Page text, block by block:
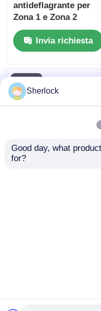
antideflagrante per
Zona 1 e Zona 2
Invia richiesta
Sherlock
Good day, what
for?